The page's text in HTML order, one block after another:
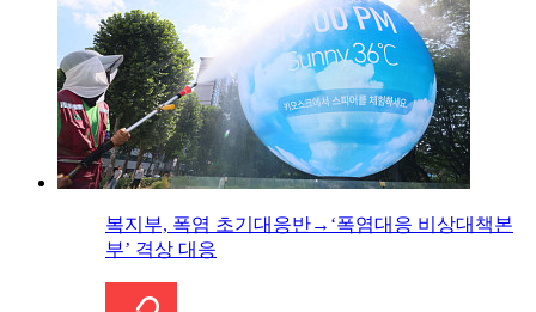
복지부, 폭염 초기대응반→‘폭염대응 비상대책본
부’ 격상 대응